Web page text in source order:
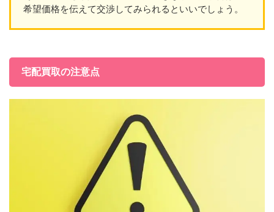
希望価格を伝えて交渉してみられるといいでしょう。
宅配買取の注意点